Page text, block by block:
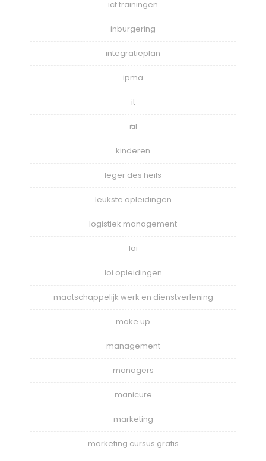
ict trainingen
inburgering
integratieplan
ipma
it
itil
kinderen
leger des heils
leukste opleidingen
logistiek management
loi
loi opleidingen
maatschappelijk werk en dienstverlening
make up
management
managers
manicure
marketing
marketing cursus gratis